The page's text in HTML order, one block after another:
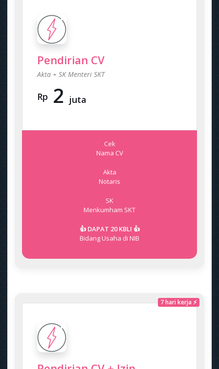
Pendirian CV
Akta + SK Menteri SKT
Rp 2 juta
Cek
Nama CV
Akta
Notaris
SK
Menkumham SKT
👍 DAPAT 20 KBLI 👍
Bidang Usaha di NIB
7 hari kerja ⚡